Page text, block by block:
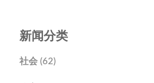
新闻分类
社会 (62)